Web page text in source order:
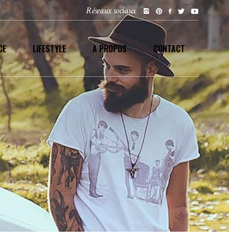
Réseaux sociaux
LIFESTYLE A PROPOS CONTACT